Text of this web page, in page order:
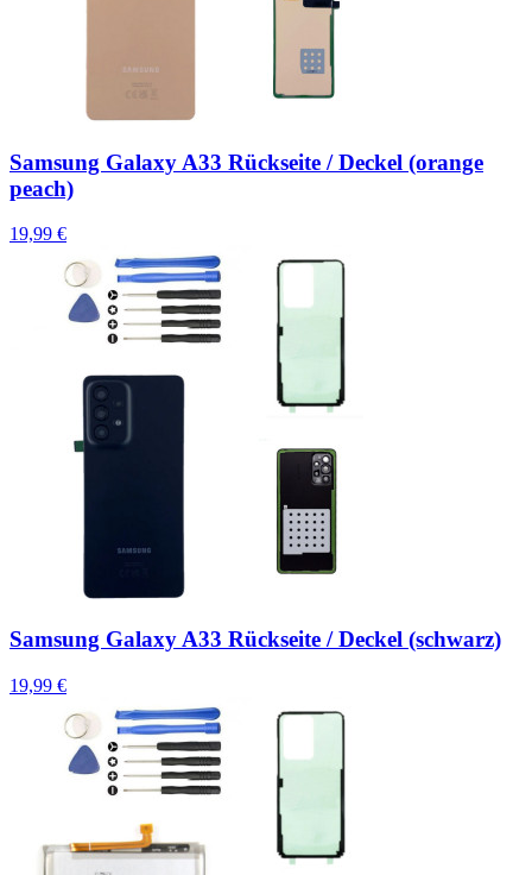
Samsung Galaxy A33 Rückseite / Deckel (orange
peach)
19,99 €
Samsung Galaxy A33 Rückseite / Deckel (schwarz)
19,99 €